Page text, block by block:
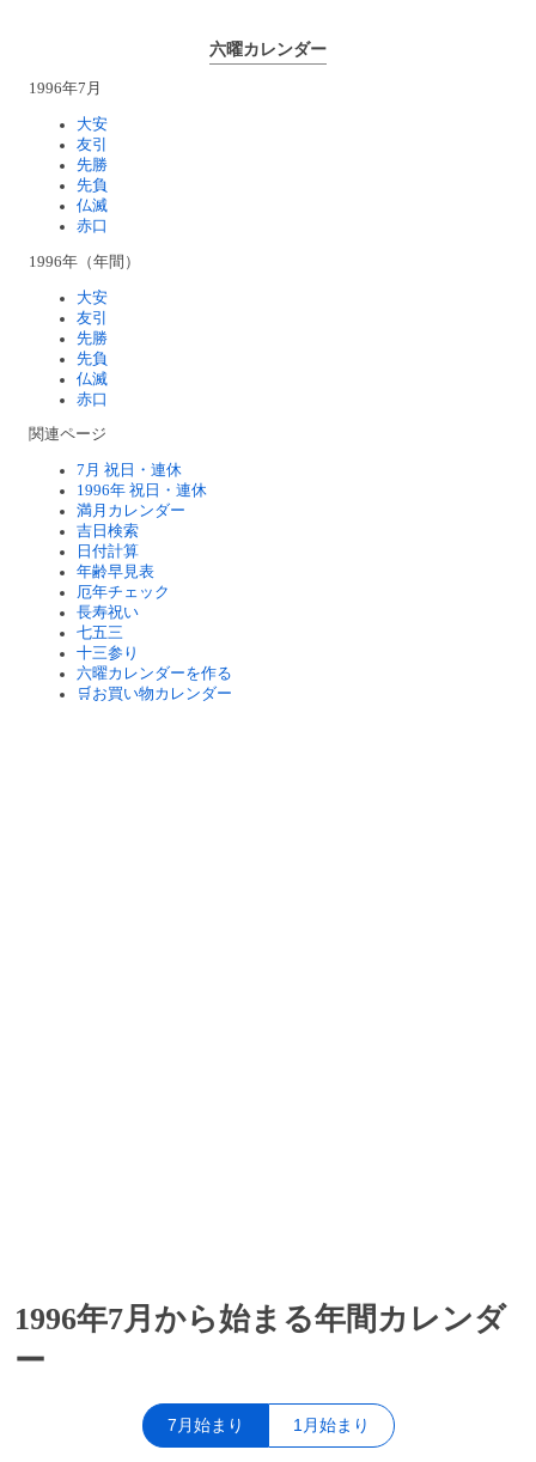
六曜カレンダー
1996年7月
大安
友引
先勝
先負
仏滅
赤口
1996年（年間）
大安
友引
先勝
先負
仏滅
赤口
関連ページ
7月 祝日・連休
1996年 祝日・連休
満月カレンダー
吉日検索
日付計算
年齢早見表
厄年チェック
長寿祝い
七五三
十三参り
六曜カレンダーを作る
🛒お買い物カレンダー
1996年7月から始まる年間カレンダ
ー
7月始まり 1月始まり